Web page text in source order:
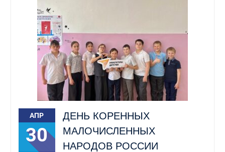
АПР
30
ДЕНЬ КОРЕННЫХ
МАЛОЧИСЛЕННЫХ
НАРОДОВ РОССИИ